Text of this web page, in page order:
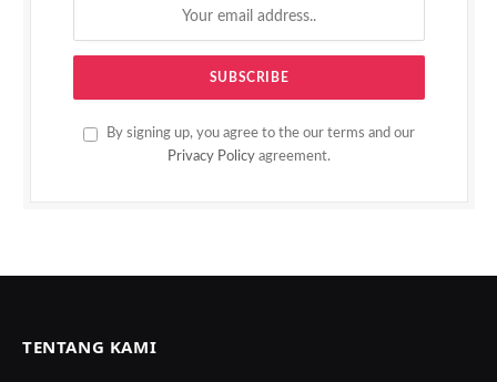
By signing up, you agree to the our terms and our
Privacy Policy agreement.
TENTANG KAMI